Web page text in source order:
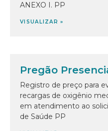
ANEXO I. PP
VISUALIZAR »
Pregão
Registro de preço para
recargas de oxigênio
em atendimento ao
de Saúde PP